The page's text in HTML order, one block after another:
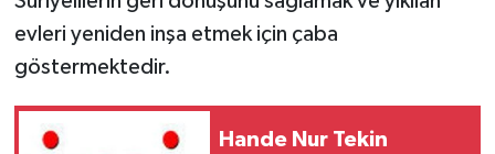
evleri yeniden inşa etmek için çaba
göstermektedir.
Hande Nur Tekin